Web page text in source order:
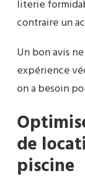
literie
contraire un
Un bon avis
expérience
on a besoin
de
piscine